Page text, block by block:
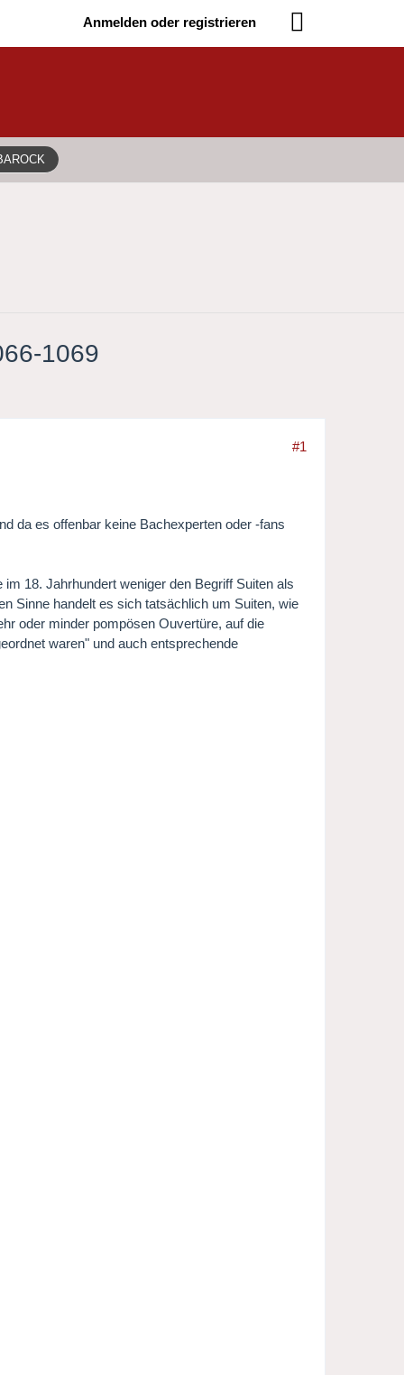
Anmelden oder registrieren
1069
#1
da es offenbar keine Bachexperten oder -fans
18. Jahrhundert weniger den Begriff Suiten als
Sinne handelt es sich tatsächlich um Suiten, wie
oder minder pompösen Ouvertüre, auf die
waren" und auch entsprechende